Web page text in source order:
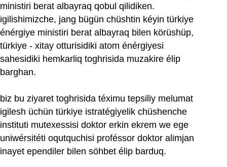
ministiri berat albayraq qobul qilidiken.
igilishimizche, jang bügün chüshtin kéyin türkiye
énérgiye ministiri berat albayraq bilen körüshüp,
türkiye - xitay otturisidiki atom énérgiyesi
sahesidiki hemkarliq toghrisida muzakire élip
barghan.
biz bu ziyaret toghrisida téximu tepsiliy melumat
igilesh üchün türkiye istratégiyelik chüshenche
instituti mutexessisi doktor erkin ekrem we ege
uniwérsitéti oqutquchisi proféssor doktor alimjan
inayet ependiler bilen söhbet élip barduq.